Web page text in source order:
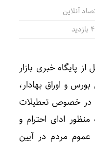
آنلاین
پایگاه خبری بازار
و اوراق بهادار،
در خصوص تعطیلات
ادای احترام و
مردم در آیین